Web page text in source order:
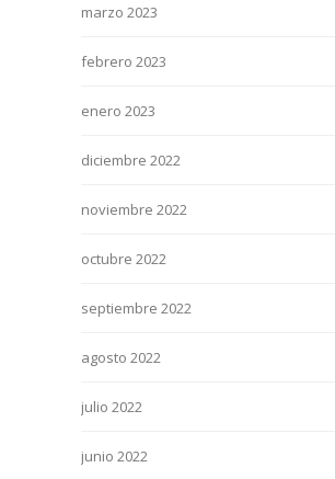
marzo 2023
febrero 2023
enero 2023
diciembre 2022
noviembre 2022
octubre 2022
septiembre 2022
agosto 2022
julio 2022
junio 2022